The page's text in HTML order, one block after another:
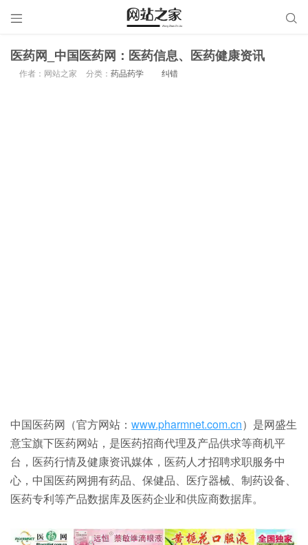
 
医药网_中国医药网：医药信息、医药健康资讯
作者：网站之家 分类： 药品药学 纠错
中国医药网（官方网站： www.pharmnet.com.cn）是网盛生
意宝旗下医药网站，是医药招商代理及产品供求等商机平
台，医药行情及健康资讯媒体，医药人才招聘求职服务中
心，中国医药网拥有药品、保健品、医疗器械、制药设备、
医药专利等产品数据库及医药企业和供应商数据库。